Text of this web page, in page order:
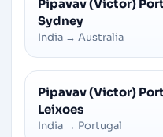
Pipavav (Victor) Port
Sydney
India → Australia
Pipavav (Victor) Port
Leixoes
India → Portugal